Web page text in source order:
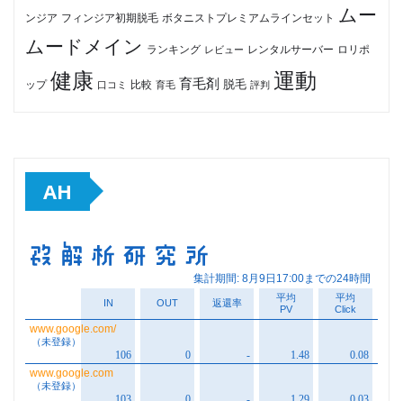
ンジア フィンジア初期脱毛 ボタニストプレミアムラインセット
ムー
ムードメイン ランキング レビュー レンタルサーバー ロリポ
ップ 健康 口コミ 比較 育毛 育毛剤 脱毛 評判 運動
AH